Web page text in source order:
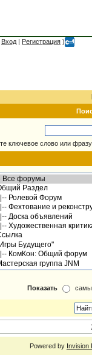
Вход | Регистрация )
ключевое слово или
Показать
Powered by Invision